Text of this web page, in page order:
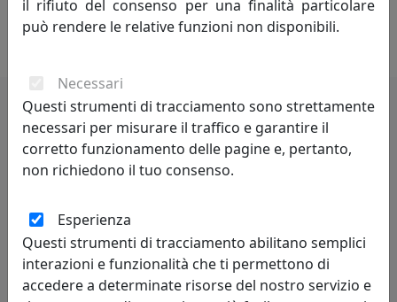
progettazione di ogni pezzo, aggiungendo una visione
personale e raffinata a ogni collezione.
Potrebbero interessarti
il rifiuto del consenso per una finalità particolare
può rendere le relative funzioni non disponibili.
Necessari
Questi strumenti di tracciamento sono strettamente
necessari per misurare il traffico e garantire il
corretto funzionamento delle pagine e, pertanto,
non richiedono il tuo consenso.
Esperienza
Questi strumenti di tracciamento abilitano semplici
interazioni e funzionalità che ti permettono di
accedere a determinate risorse del nostro servizio e